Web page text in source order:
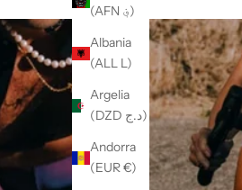
(AFN ؋)
Albania
(ALL L)
Argelia
(DZD د.ج)
Andorra
(EUR €)